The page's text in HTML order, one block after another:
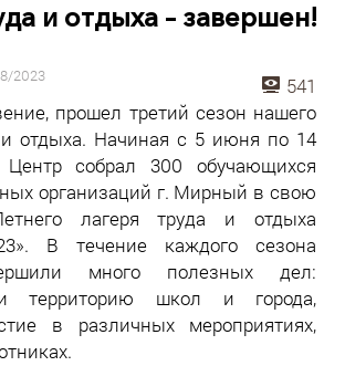
и отдыха – завершен!
2023
541
прошел третий сезон нашего
и отдыха. Начиная с 5 июня по 14
собрал 300 обучающихся
организаций г. Мирный в свою
лагеря труда и отдыха
В течение каждого сезона
много полезных дел:
территорию школ и города,
в различных мероприятиях,